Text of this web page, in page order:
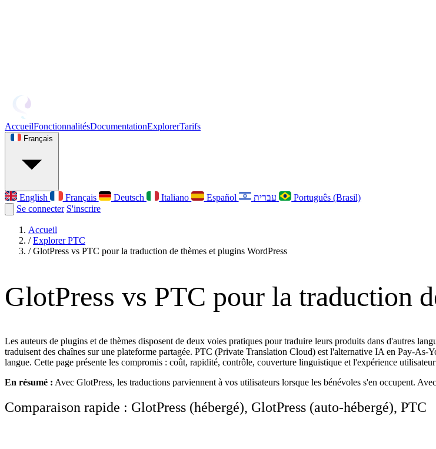
AccueilFonctionnalitésDocumentationExplorerTarifs
Français
English Français Deutsch Italiano Español
Português (Brasil)
Se connecter S'inscrire
Accueil
/ Explorer PTC
/ GlotPress vs PTC pour la traduction de thèmes et plugins WordPress
GlotPress vs PTC pour la traduction
Les auteurs de plugins et de thèmes disposent de deux voies pratiques pour traduire leurs produits dans d'autres
traduisent des chaînes sur une plateforme partagée. PTC (Private Translation Cloud) est l'alternative IA en Pay-
langue. Cette page présente les compromis : coût, rapidité, contrôle, couverture linguistique et l'expérience
En résumé : Avec GlotPress, les traductions parviennent à vos utilisateurs lorsque les bénévoles s'en occupent.
Comparaison rapide : GlotPress (hébergé), GlotPress (auto-hébergé), PTC